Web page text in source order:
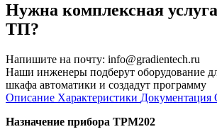
Нужна комплексная
ТП?
Напишите на почту: info@gradientech.ru
Наши инженеры подберут оборудование
шкафа автоматики и создадут программу
Описание Характеристики Документация
Назначение прибора ТРМ202